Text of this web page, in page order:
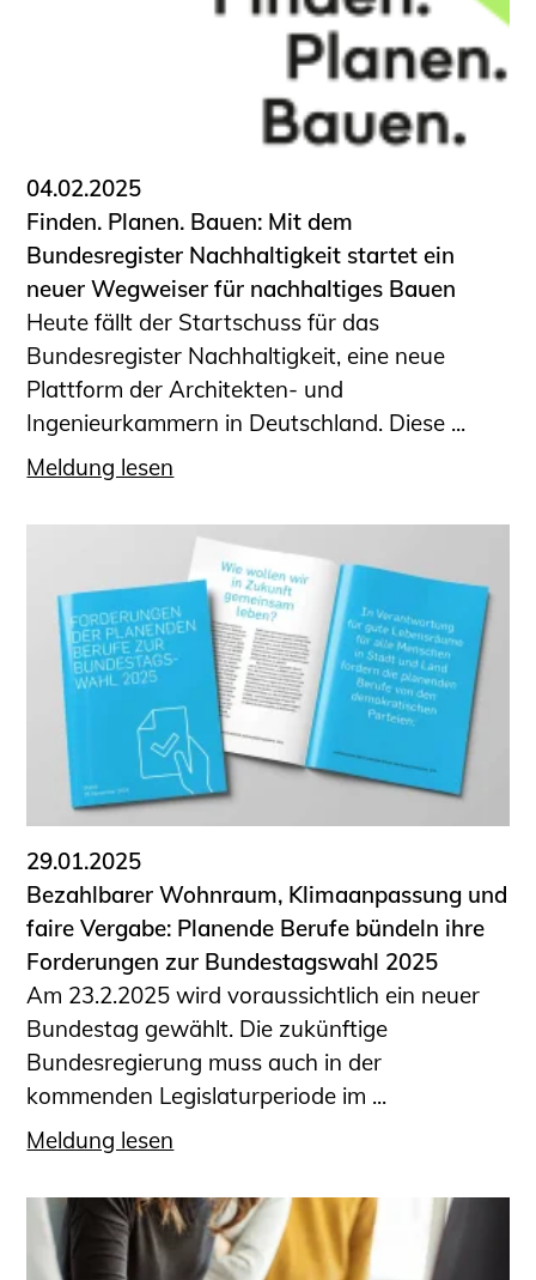
04.02.2025
Finden. Planen. Bauen: Mit dem
Bundesregister Nachhaltigkeit startet ein
neuer Wegweiser für nachhaltiges Bauen
Heute fällt der Startschuss für das
Bundesregister Nachhaltigkeit, eine neue
Plattform der Architekten- und
Ingenieurkammern in Deutschland. Diese ...
Meldung lesen
29.01.2025
Bezahlbarer Wohnraum, Klimaanpassung und
faire Vergabe: Planende Berufe bündeln ihre
Forderungen zur Bundestagswahl 2025
Am 23.2.2025 wird voraussichtlich ein neuer
Bundestag gewählt. Die zukünftige
Bundesregierung muss auch in der
kommenden Legislaturperiode im ...
Meldung lesen